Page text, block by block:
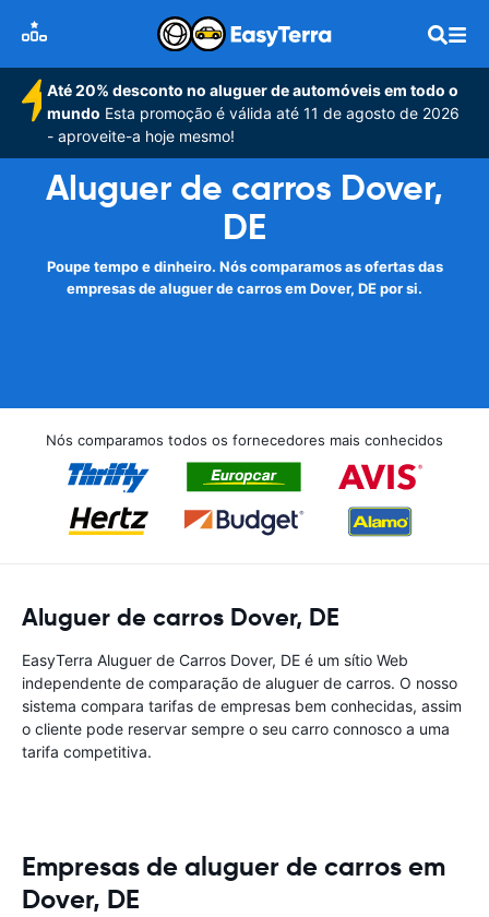
Até 20% desconto no aluguer de automóveis em todo o
mundo Esta promoção é válida até 11 de agosto de 2026
- aproveite-a hoje mesmo!
Aluguer de carros Dover,
DE
Poupe tempo e dinheiro. Nós comparamos as ofertas das
empresas de aluguer de carros em Dover, DE por si.
Nós comparamos todos os fornecedores mais conhecidos
Aluguer de carros Dover, DE
EasyTerra Aluguer de Carros Dover, DE é um sítio Web
independente de comparação de aluguer de carros. O nosso
sistema compara tarifas de empresas bem conhecidas, assim
o cliente pode reservar sempre o seu carro connosco a uma
tarifa competitiva.
Empresas de aluguer de carros em
Dover, DE